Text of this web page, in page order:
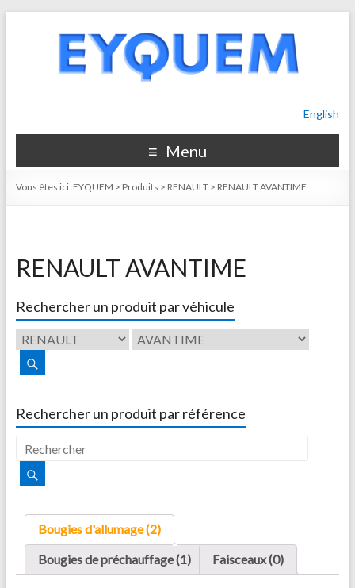
English
Menu
Vous êtes ici :EYQUEM > Produits > RENAULT> RENAULT AVANTIME
RENAULT AVANTIME
Rechercher un produit par véhicule
Rechercher un produit par référence
Bougies d'allumage (2)
Bougies de préchauffage (1)
Faisceaux (0)